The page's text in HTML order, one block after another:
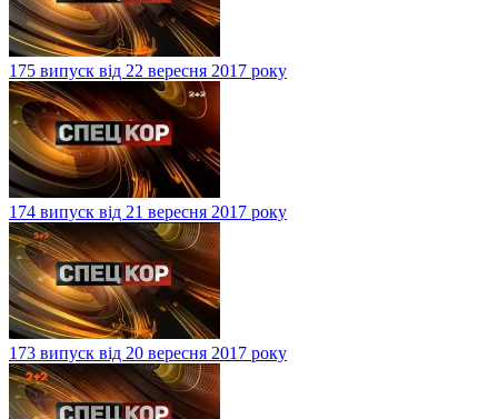
175 випуск від 22 вересня 2017 року
174 випуск від 21 вересня 2017 року
173 випуск від 20 вересня 2017 року